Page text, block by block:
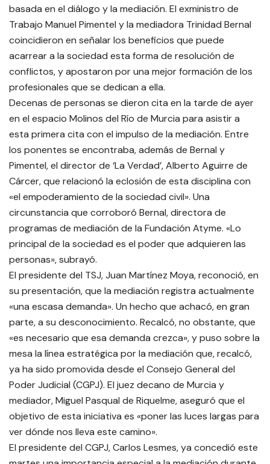
basada en el diálogo y la mediación. El exministro de
Trabajo Manuel Pimentel y la mediadora Trinidad Bernal
coincidieron en señalar los beneficios que puede
acarrear a la sociedad esta forma de resolución de
conflictos, y apostaron por una mejor formación de los
profesionales que se dedican a ella.
Decenas de personas se dieron cita en la tarde de ayer
en el espacio Molinos del Río de Murcia para asistir a
esta primera cita con el impulso de la mediación. Entre
los ponentes se encontraba, además de Bernal y
Pimentel, el director de ‘La Verdad’, Alberto Aguirre de
Cárcer, que relacionó la eclosión de esta disciplina con
«el empoderamiento de la sociedad civil». Una
circunstancia que corroboró Bernal, directora de
programas de mediación de la Fundación Atyme. «Lo
principal de la sociedad es el poder que adquieren las
personas», subrayó.
El presidente del TSJ, Juan Martínez Moya, reconoció, en
su presentación, que la mediación registra actualmente
«una escasa demanda». Un hecho que achacó, en gran
parte, a su desconocimiento. Recalcó, no obstante, que
«es necesario que esa demanda crezca», y puso sobre la
mesa la línea estratégica por la mediación que, recalcó,
ya ha sido promovida desde el Consejo General del
Poder Judicial (CGPJ). El juez decano de Murcia y
mediador, Miguel Pasqual de Riquelme, aseguró que el
objetivo de esta iniciativa es «poner las luces largas para
ver dónde nos lleva este camino».
El presidente del CGPJ, Carlos Lesmes, ya concedió este